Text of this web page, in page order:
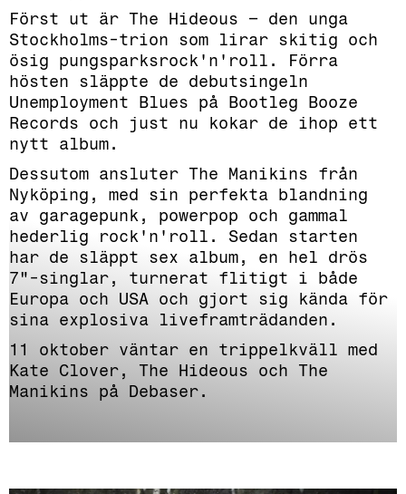
Först ut är The Hideous – den unga
Stockholms-trion som lirar skitig och
ösig pungsparksrock'n'roll. Förra
hösten släppte de debutsingeln
Unemployment Blues på Bootleg Booze
Records och just nu kokar de ihop ett
nytt album.
Dessutom ansluter The Manikins från
Nyköping, med sin perfekta blandning
av garagepunk, powerpop och gammal
hederlig rock'n'roll. Sedan starten
har de släppt sex album, en hel drös
7"-singlar, turnerat flitigt i både
Europa och USA och gjort sig kända för
sina explosiva liveframträdanden.
11 oktober väntar en trippelkväll med
Kate Clover, The Hideous och The
Manikins på Debaser.